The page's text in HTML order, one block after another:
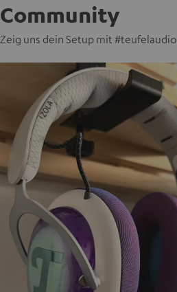
Community
Zeig uns dein Setup mit #teufelaudio